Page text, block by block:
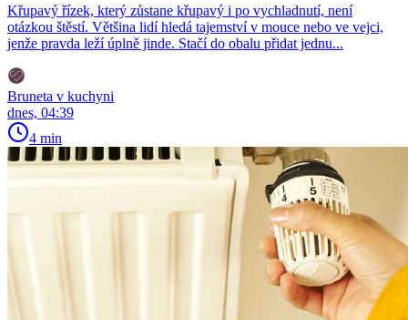
Křupavý řízek, který zůstane křupavý i po vychladnutí, není
otázkou štěstí. Většina lidí hledá tajemství v mouce nebo ve vejci,
jenže pravda leží úplně jinde. Stačí do obalu přidat jednu...
Bruneta v kuchyni
dnes, 04:39
4 min